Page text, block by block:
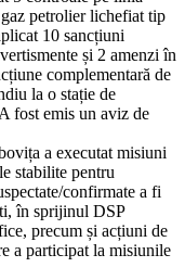
petrolier lichefiat tip
10 sancțiuni
și 2 amenzi în
complementară de
la o stație de
fost emis un aviz de
a executat misiuni
stabilite pentru
confirmate a fi
în sprijinul DSP
precum și acțiuni de
a participat la misiunile